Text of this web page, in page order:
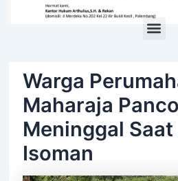
Warga
Maharaja
Meninggal
Isoman